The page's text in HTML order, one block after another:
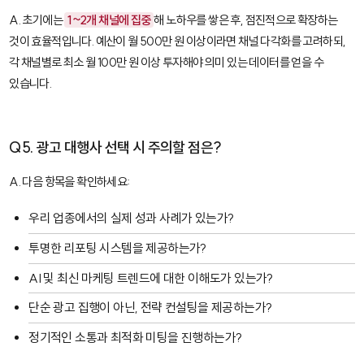
A. 초기에는 1~2개 채널에 집중해 노하우를 쌓은 후, 점진적으로 확장하는
것이 효율적입니다. 예산이 월 500만 원 이상이라면 채널 다각화를 고려하되,
각 채널별로 최소 월 100만 원 이상 투자해야 의미 있는 데이터를 얻을 수
있습니다.
Q5. 광고 대행사 선택 시 주의할 점은?
A. 다음 항목을 확인하세요:
우리 업종에서의 실제 성과 사례가 있는가?
투명한 리포팅 시스템을 제공하는가?
AI 및 최신 마케팅 트렌드에 대한 이해도가 있는가?
단순 광고 집행이 아닌, 전략 컨설팅을 제공하는가?
정기적인 소통과 최적화 미팅을 진행하는가?